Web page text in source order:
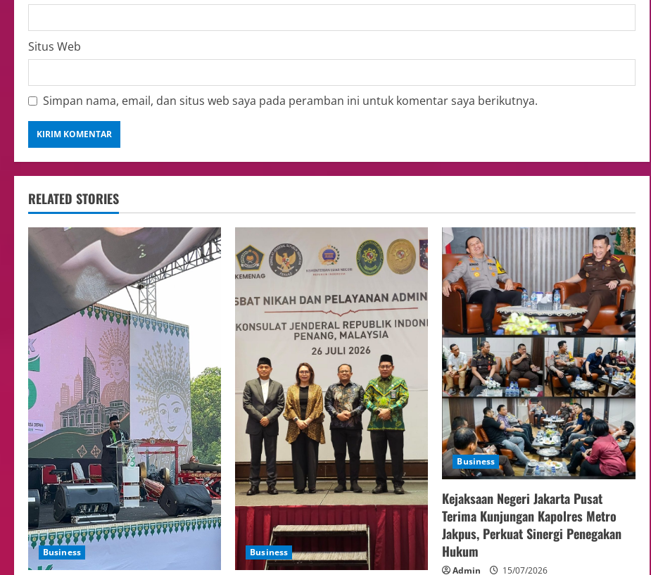
Situs Web
Simpan nama, email, dan situs web saya pada peramban ini untuk komentar saya berikutnya.
RELATED STORIES
Business Business
Business
Kejaksaan Negeri Jakarta Pusat
Terima Kunjungan Kapolres Metro
Jakpus, Perkuat Sinergi Penegakan
Hukum
Admin 15/07/2026